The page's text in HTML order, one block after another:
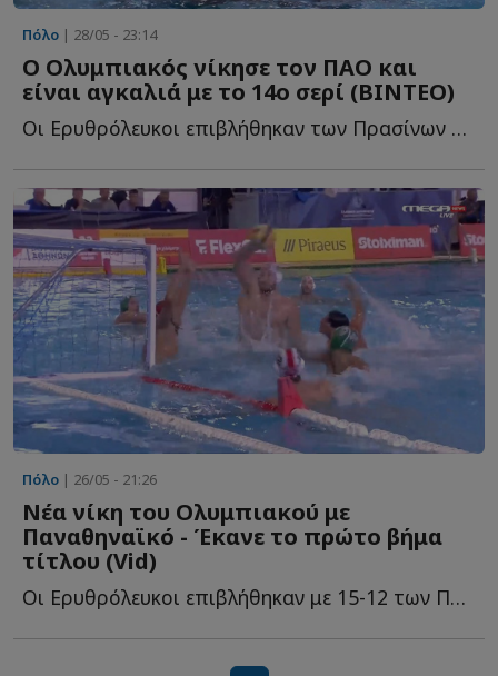
Πόλο | 28/05 - 23:14
Ο Ολυμπιακός νίκησε τον ΠΑΟ και
είναι αγκαλιά με το 14ο σερί (ΒΙΝΤΕΟ)
Οι Ερυθρόλευκοι επιβλήθηκαν των Πρασίνων με 20-14 και έ...
Πόλο | 26/05 - 21:26
Νέα νίκη του Ολυμπιακού με
Παναθηναϊκό - Έκανε το πρώτο βήμα
τίτλου (Vid)
Οι Ερυθρόλευκοι επιβλήθηκαν με 15-12 των Πράσινων και έ...